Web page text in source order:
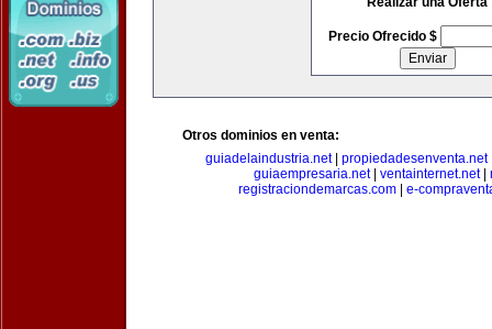
Precio Ofrecido $
Otros dominios en venta:
guiadelaindustria.net propiedadesenventa.net
guiaempresaria.net| ventainternet.net|
registraciondemarcas.com
e-